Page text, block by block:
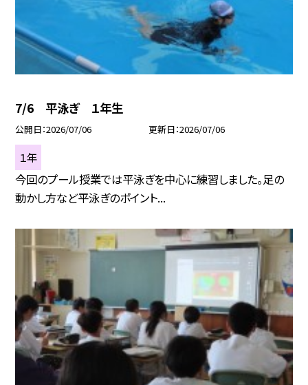
7/6 平泳ぎ １年生
公開日 2026/07/06 更新日 2026/07/06
１年
今回のプール授業では平泳ぎを中心に練習しました。足の
動かし方など平泳ぎのポイント...